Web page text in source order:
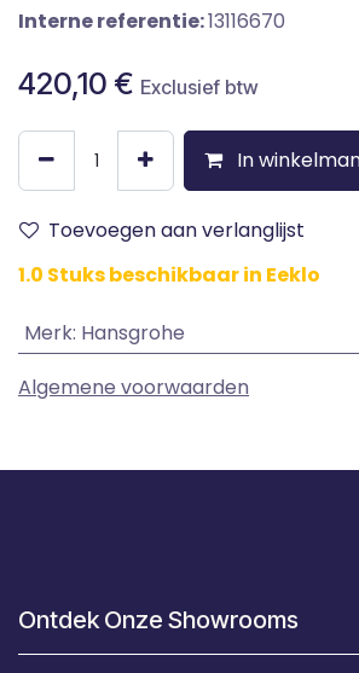
Interne referentie:13116670
420,10 € Exclusief btw
In
Toevoegen aan verlanglijst
1.0 Stuks beschikbaar in Eeklo
Merk: Hansgrohe
Algemene voorwaarden
Ontdek Onze Showrooms